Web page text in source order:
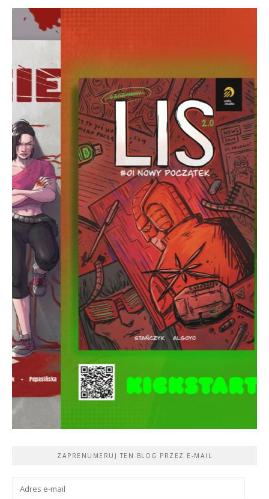
ZAPRENUMERUJ TEN BLOG PRZEZ E-MAIL
Adres